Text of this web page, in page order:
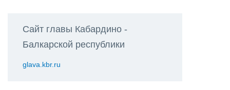
Сайт главы Кабардино -
Балкарской республики
glava.kbr.ru